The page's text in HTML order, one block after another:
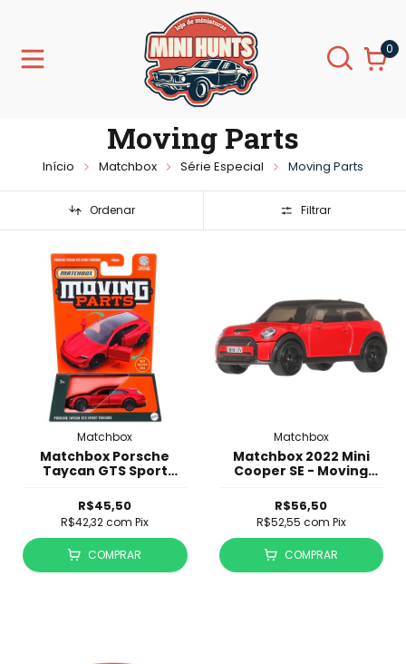
0
Moving Parts
Início Matchbox Série Especial Moving Parts
Ordenar Filtrar
Matchbox
Matchbox Porsche
Taycan GTS Sport
R$45,50
R$42,32com Pix
COMPRAR
Matchbox
Matchbox 2022 Mini
Cooper SE - Moving
R$56,50
R$52,55 com Pix
COMPRAR